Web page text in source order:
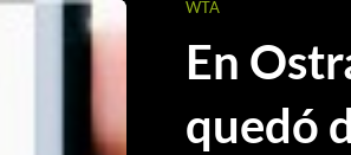
WTA
En
quedó